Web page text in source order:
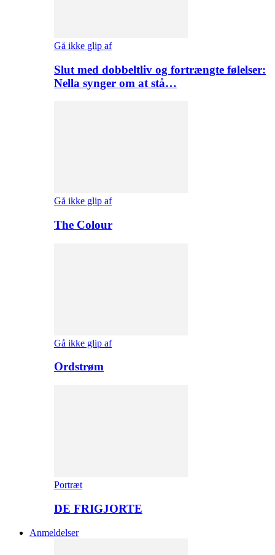
Gå ikke glip af
Slut med dobbeltliv og fortrængte følelser:
Nella synger om at stå…
Gå ikke glip af
The Colour
Gå ikke glip af
Ordstrøm
Portræt
DE FRIGJORTE
Anmeldelser